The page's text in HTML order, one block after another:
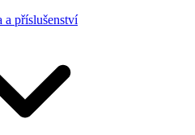
a příslušenství